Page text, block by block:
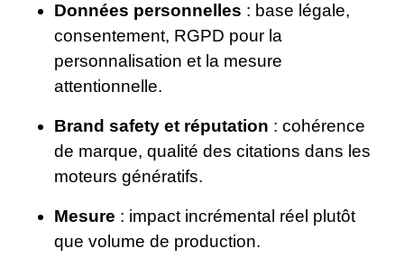
Données personnelles : base légale,
consentement, RGPD pour la
personnalisation et la mesure
attentionnelle.
Brand safety et réputation : cohérence
de marque, qualité des citations dans les
moteurs génératifs.
Mesure : impact incrémental réel plutôt
que volume de production.